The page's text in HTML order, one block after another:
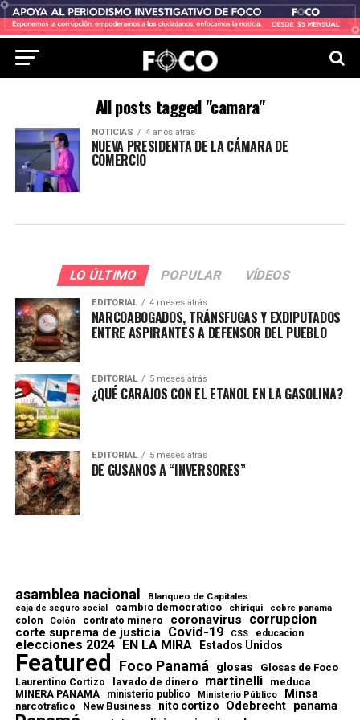
All posts tagged "camara"
NOTICIAS 4 años atrás
NUEVA PRESIDENTA DE LA CÁMARA DE
COMERCIO
LO ÚLTIMO POPULAR VÍDEOS
EDITORIAL 4 meses atrás
NARCOABOGADOS, TRÁNSFUGAS Y EXDIPUTADOS
ENTRE ASPIRANTES A DEFENSOR DEL PUEBLO
EDITORIAL 5 meses atrás
¿QUÉ CARAJOS CON EL ETANOL EN LA GASOLINA?
EDITORIAL 5 meses atrás
DE GUSANOS A “INVERSORES”
asamblea nacional Blanqueo de Capitales
caja de seguro social cambio democratico chiriqui cobre panama
colon Colón contrato minero coronavirus corrupcion
corte suprema de justicia Covid-19 CSS educacion
elecciones 2024 EN LA MIRA Estados Unidos
Featured Foco Panamá glosas Glosas de Foco
Laurentino Cortizo lavado de dinero martinelli meduca
MINERA PANAMA ministerio publico Ministerio Público Minsa
narcotrafico New Business nito cortizo Odebrecht panama